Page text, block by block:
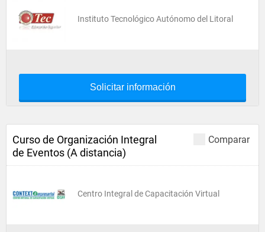
Instituto Tecnológico Autónomo del Litoral
Solicitar información
Comparar
Curso de Organización Integral
de Eventos (A distancia)
Centro Integral de Capacitación Virtual